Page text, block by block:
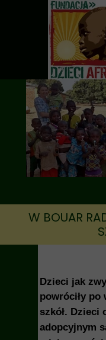
W BOUAR
Dzieci jak
powróciły po
szkół. Dzieci
adopcyjnym